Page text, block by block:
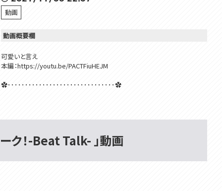
動画
動画概要欄
可愛いと言え
本編：https://youtu.be/PACTFiuHEJM
✿･･･････････････････････････････✿
✿誰かを傷つけたり不快にさせる可能性のあるコメントをしないでくださ
しまうかもしれません！
ク！-Beat Talk- 」動画